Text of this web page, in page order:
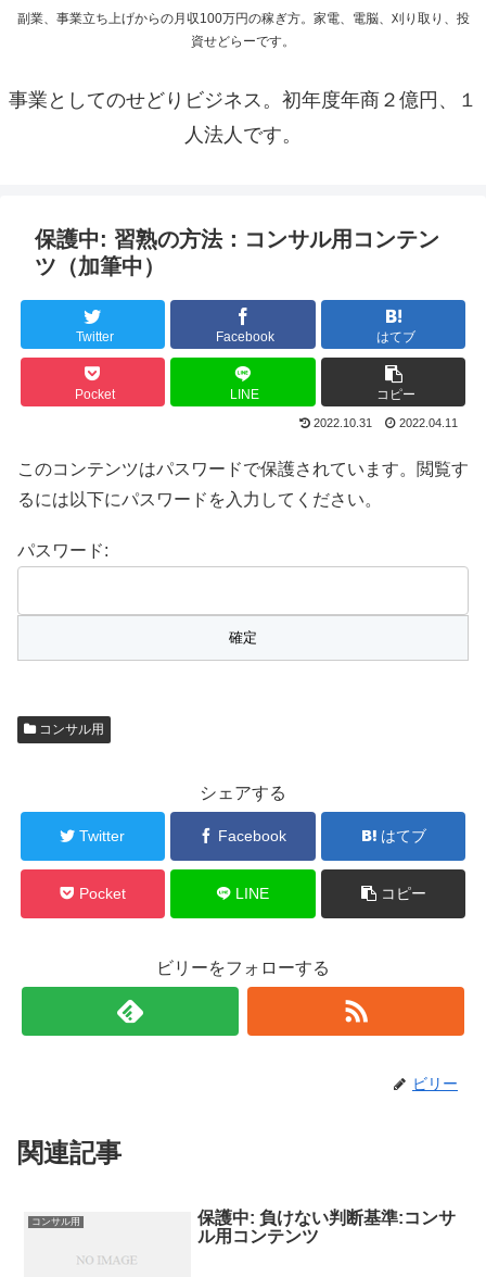
副業、事業立ち上げからの月収100万円の稼ぎ方。家電、電脳、刈り取り、投
資せどらーです。
事業としてのせどりビジネス。初年度年商２億円、１
人法人です。
保護中: 習熟の方法：コンサル用コンテン
ツ（加筆中）
Twitter Facebook はてブ
Pocket LINE コピー
2022.10.31 2022.04.11
このコンテンツはパスワードで保護されています。閲覧す
るには以下にパスワードを入力してください。
パスワード:
コンサル用
シェアする
Twitter Facebook はてブ
Pocket LINE コピー
ビリーをフォローする
ビリー
関連記事
コンサル用
保護中: 負けない判断基準:コンサ
ル用コンテンツ